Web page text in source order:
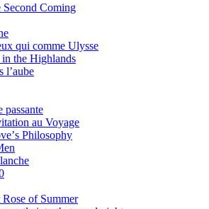
Coming
qui comme Ulysse
in the Highlands
l’aube
passante
au Voyage
Philosophy
of Summer